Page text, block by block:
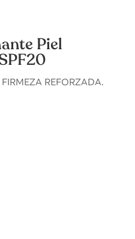
Piel
REFORZADA.